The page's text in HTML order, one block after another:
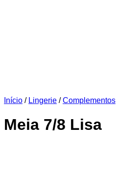
Início / Lingerie / Complementos
Meia 7/8 Lisa